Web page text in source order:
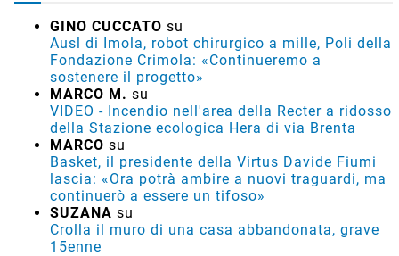
GINO CUCCATO su
Ausl di Imola, robot chirurgico a mille, Poli della
Fondazione Crimola: «Continueremo a
sostenere il progetto»
MARCO M. su
VIDEO - Incendio nell'area della Recter a ridosso
della Stazione ecologica Hera di via Brenta
MARCO su
Basket, il presidente della Virtus Davide Fiumi
lascia: «Ora potrà ambire a nuovi traguardi, ma
continuerò a essere un tifoso»
SUZANA su
Crolla il muro di una casa abbandonata, grave
15enne